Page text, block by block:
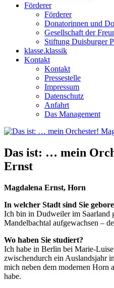
Förderer
Förderer
Donatorinnen und
Gesellschaft der
Stiftung Duisburger
klasse.klassik
Kontakt
Kontakt
Pressestelle
Impressum
Datenschutz
Anfahrt
Das Management
Das ist: … mein
Ernst
Magdalena Ernst, Horn
In welcher Stadt sind Sie
Ich bin in Dudweiler im Saarland
Mandelbachtal aufgewachsen –
Wo haben Sie studiert?
Ich habe in Berlin bei Marie-
zwischendurch ein Auslandsjahr
mich neben dem modernen Horn
habe.